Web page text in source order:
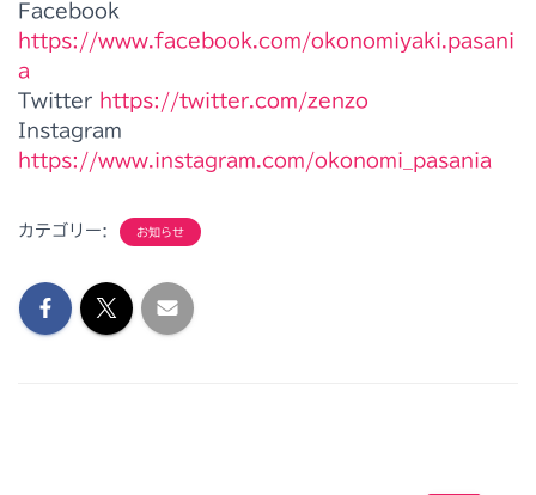
Facebook
https://www.facebook.com/okonomiyaki.pasani
a
Twitter https://twitter.com/zenzo
Instagram
https://www.instagram.com/okonomi_pasania
カテゴリー: お知らせ